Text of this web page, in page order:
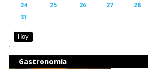
24
25 26 27 28
31
Hoy
Gastronomía